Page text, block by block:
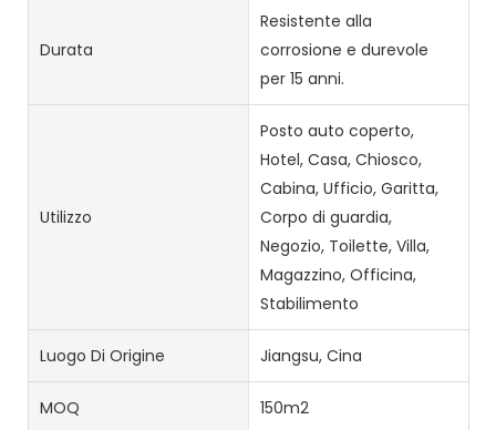
Durata
Resistente alla
corrosione e durevole
per 15 anni.
Utilizzo
Posto auto coperto,
Hotel, Casa, Chiosco,
Cabina, Ufficio, Garitta,
Corpo di guardia,
Negozio, Toilette, Villa,
Magazzino, Officina,
Stabilimento
Luogo Di Origine Jiangsu, Cina
MOQ 150m2